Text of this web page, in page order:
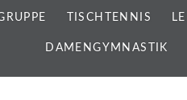
TISCHTENNIS
DAMENGYMNASTIK